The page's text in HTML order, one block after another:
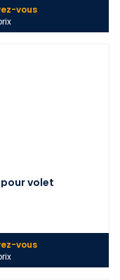
vous
volet
vous